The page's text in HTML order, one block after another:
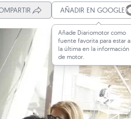
AÑADIR EN GOOGLE
Añade Diariomotor como
fuente favorita para estar a
la última en la información
de motor.